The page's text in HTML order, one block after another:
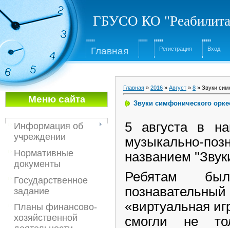
ГБУСО КО
Главная Регистрация Вход
Меню сайта
Информация об
учреждении
Нормативные
документы
Государственное
задание
Планы финансово-
хозяйственной
Главная » 2016 » Август » 8 » Звуки
Звуки симфонического
5 августа в
музыкально-
названием
Ребятам
«виртуальная
смогли не